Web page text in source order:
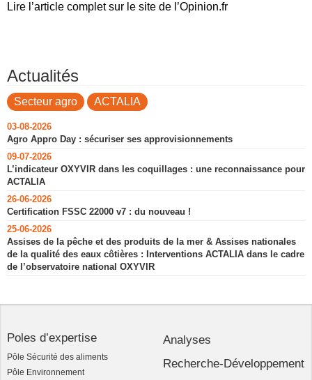
Lire l’article complet sur le site de l’Opinion.fr
Actualités
Secteur agro ACTALIA
03-08-2026
Agro Appro Day : sécuriser ses approvisionnements
09-07-2026
L’indicateur OXYVIR dans les coquillages : une reconnaissance pour
ACTALIA
26-06-2026
Certification FSSC 22000 v7 : du nouveau !
25-06-2026
Assises de la pêche et des produits de la mer & Assises nationales
de la qualité des eaux côtières : Interventions ACTALIA dans le cadre
de l’observatoire national OXYVIR
Poles d’expertise
Pôle Sécurité des aliments
Pôle Environnement
Analyses
Recherche-Développement